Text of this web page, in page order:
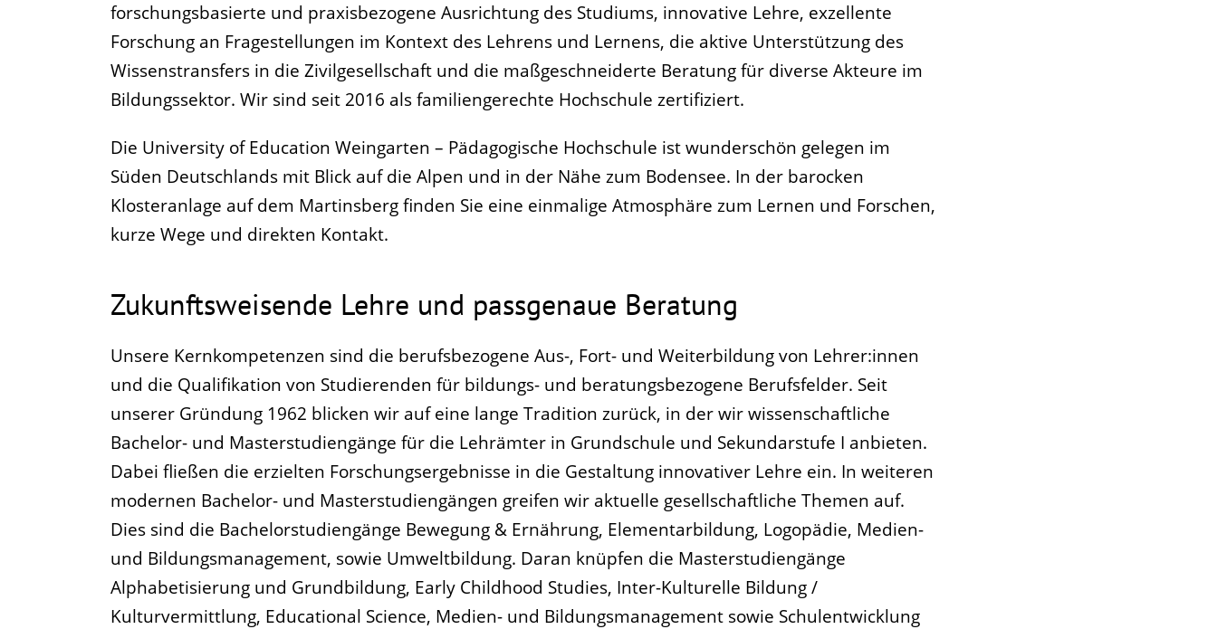
forschungsbasierte und praxisbezogene Ausrichtung des Studiums, innovative Lehre, exzellente
Forschung an Fragestellungen im Kontext des Lehrens und Lernens, die aktive Unterstützung des
Wissenstransfers in die Zivilgesellschaft und die maßgeschneiderte Beratung für diverse Akteure im
Bildungssektor. Wir sind seit 2016 als familiengerechte Hochschule zertifiziert.
Die University of Education Weingarten – Pädagogische Hochschule ist wunderschön gelegen im
Süden Deutschlands mit Blick auf die Alpen und in der Nähe zum Bodensee. In der barocken
Klosteranlage auf dem Martinsberg finden Sie eine einmalige Atmosphäre zum Lernen und Forschen,
kurze Wege und direkten Kontakt.
Zukunftsweisende Lehre und passgenaue Beratung
Unsere Kernkompetenzen sind die berufsbezogene Aus-, Fort- und Weiterbildung von Lehrer:innen
und die Qualifikation von Studierenden für bildungs- und beratungsbezogene Berufsfelder. Seit
unserer Gründung 1962 blicken wir auf eine lange Tradition zurück, in der wir wissenschaftliche
Bachelor- und Masterstudiengänge für die Lehrämter in Grundschule und Sekundarstufe I anbieten.
Dabei fließen die erzielten Forschungsergebnisse in die Gestaltung innovativer Lehre ein. In weiteren
modernen Bachelor- und Masterstudiengängen greifen wir aktuelle gesellschaftliche Themen auf.
Dies sind die Bachelorstudiengänge Bewegung & Ernährung, Elementarbildung, Logopädie, Medien-
und Bildungsmanagement, sowie Umweltbildung. Daran knüpfen die Masterstudiengänge
Alphabetisierung und Grundbildung, Early Childhood Studies, Inter-Kulturelle Bildung /
Kulturvermittlung, Educational Science, Medien- und Bildungsmanagement sowie Schulentwicklung